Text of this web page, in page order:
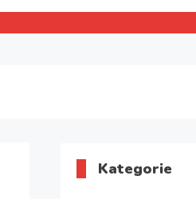
Kategorie